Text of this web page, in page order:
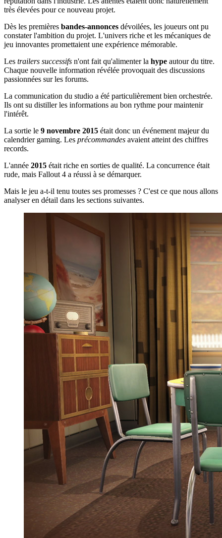
très élevées pour ce nouveau projet.
Dès les premières bandes-annonces dévoilées, les joueurs ont pu
constater l'ambition du projet. L'univers riche et les mécaniques de
jeu innovantes promettaient une expérience mémorable.
Les trailers successifs n'ont fait qu'alimenter la hype autour du titre.
Chaque nouvelle information révélée provoquait des discussions
passionnées sur les forums.
La communication du studio a été particulièrement bien orchestrée.
Ils ont su distiller les informations au bon rythme pour maintenir
l'intérêt.
La sortie le 9 novembre 2015 était donc un événement majeur du
calendrier gaming. Les précommandes avaient atteint des chiffres
records.
L'année 2015 était riche en sorties de qualité. La concurrence était
rude, mais Fallout 4 a réussi à se démarquer.
Mais le jeu a-t-il tenu toutes ses promesses ? C'est ce que nous allons
analyser en détail dans les sections suivantes.